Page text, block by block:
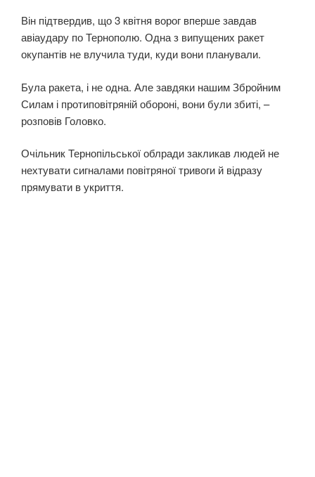
Він підтвердив, що 3 квітня ворог вперше завдав
авіаудару по Тернополю. Одна з випущених ракет
окупантів не влучила туди, куди вони планували.
Була ракета, і не одна. Але завдяки нашим Збройним
Силам і протиповітряній обороні, вони були збиті, –
розповів Головко.
Очільник Тернопільської облради закликав людей не
нехтувати сигналами повітряної тривоги й відразу
прямувати в укриття.